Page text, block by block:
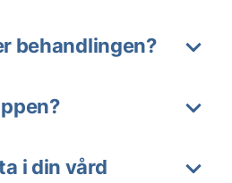
behandlingen?
i din vård